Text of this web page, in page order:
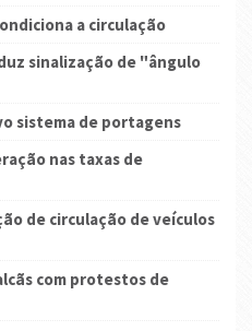
a circulação
sinalização de "ângulo
sistema de portagens
nas taxas de
de circulação de veículos
com protestos de